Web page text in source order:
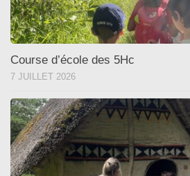
Course d’école des 5Hc
7 JUILLET 2026